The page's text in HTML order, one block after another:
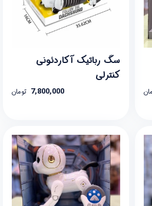
سگ رباتیک آکاردئونی
کنترلی
7,800,000 تومان